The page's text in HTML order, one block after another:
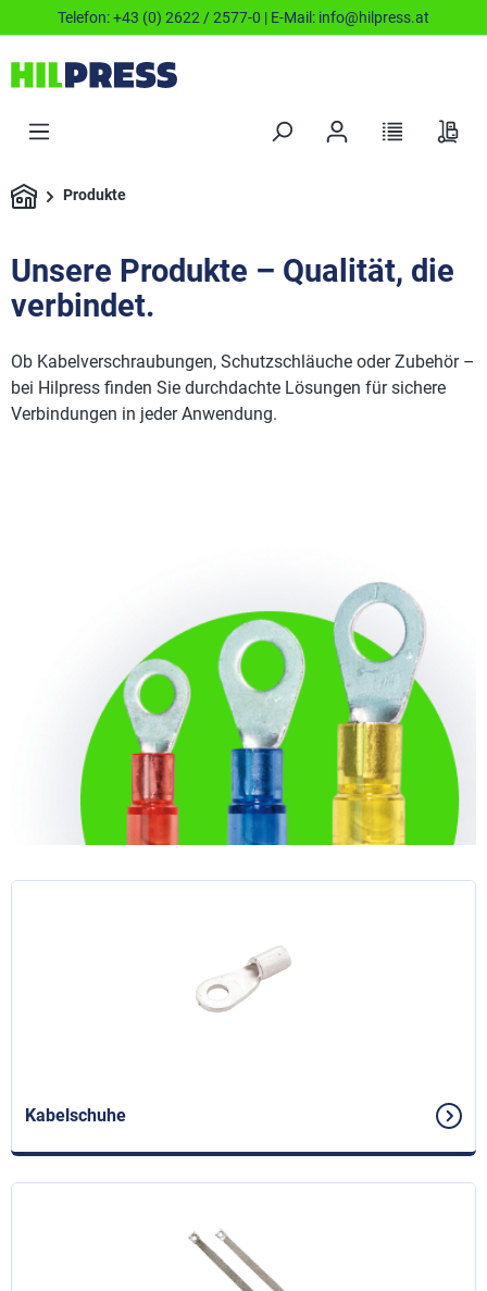
Telefon:+43 (0) 2622 / 2577-0 | E-Mail: info@hilpress.at
Produkte
Unsere Produkte – Qualität, die
verbindet.
Ob Kabelverschraubungen, Schutzschläuche oder Zubehör –
bei Hilpress finden Sie durchdachte Lösungen für sichere
Verbindungen in jeder Anwendung.
Kabelschuhe